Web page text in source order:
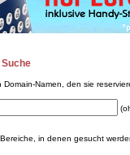
Namen, den sie
in denen gesucht